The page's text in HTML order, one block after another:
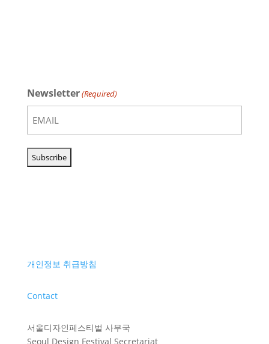
Newsletter(Required)
개인정보 취급방침
Contact
서울디자인페스티벌 사무국
Seoul Design Festival Secretariat